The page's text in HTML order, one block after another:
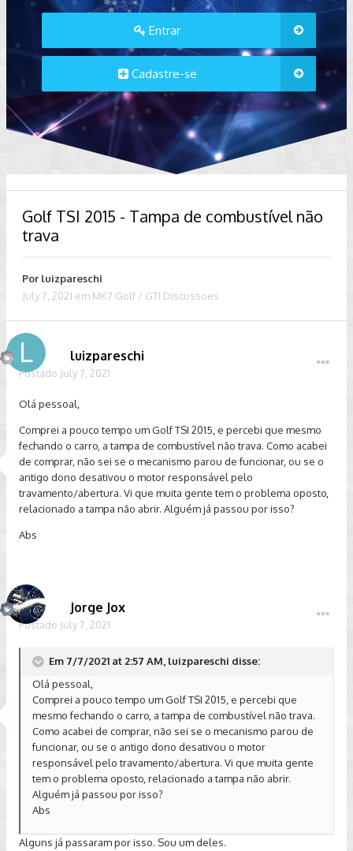
Entrar
Cadastre-se
Golf TSI 2015 - Tampa de combustível não
trava
Por luizpareschi
July 7, 2021 em MK7 Golf / GTI Discussoes
luizpareschi
Postado July 7, 2021
Olá pessoal,
Comprei a pouco tempo um Golf TSI 2015, e percebi que mesmo
fechando o carro, a tampa de combustível não trava. Como acabei
de comprar, não sei se o mecanismo parou de funcionar, ou se o
antigo dono desativou o motor responsável pelo
travamento/abertura. Vi que muita gente tem o problema oposto,
relacionado a tampa não abrir. Alguém já passou por isso?
Abs
Jorge Jox
Postado July 7, 2021
Em 7/7/2021 at 2:57 AM, luizpareschi disse:
Olá pessoal,
Comprei a pouco tempo um Golf TSI 2015, e percebi que
mesmo fechando o carro, a tampa de combustível não trava.
Como acabei de comprar, não sei se o mecanismo parou de
funcionar, ou se o antigo dono desativou o motor
responsável pelo travamento/abertura. Vi que muita gente
tem o problema oposto, relacionado a tampa não abrir.
Alguém já passou por isso?
Abs
Alguns já passaram por isso. Sou um deles.